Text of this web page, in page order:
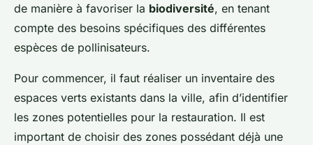
de manière à favoriser la biodiversité, en tenant
compte des besoins spécifiques des différentes
espèces de pollinisateurs.
Pour commencer, il faut réaliser un inventaire des
espaces verts existants dans la ville, afin d’identifier
les zones potentielles pour la restauration. Il est
important de choisir des zones possédant déjà une